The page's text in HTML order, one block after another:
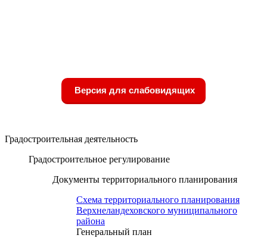
Версия для слабовидящих
Градостроительная деятельность
Градостроительное регулирование
Документы территориального планирования
Схема территориального планирования
Верхнеландеховского муниципального
района
Генеральный план